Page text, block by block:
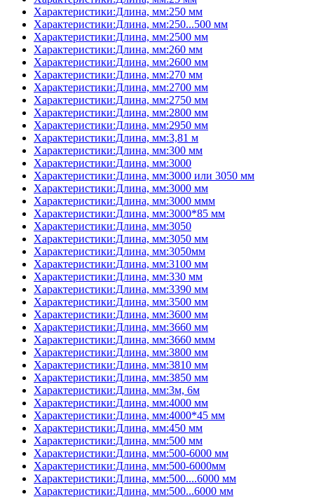
Характеристики:Длина, мм:250 мм
Характеристики:Длина, мм:250...500 мм
Характеристики:Длина, мм:2500 мм
Характеристики:Длина, мм:260 мм
Характеристики:Длина, мм:2600 мм
Характеристики:Длина, мм:270 мм
Характеристики:Длина, мм:2700 мм
Характеристики:Длина, мм:2750 мм
Характеристики:Длина, мм:2800 мм
Характеристики:Длина, мм:2950 мм
Характеристики:Длина, мм:3,81 м
Характеристики:Длина, мм:300 мм
Характеристики:Длина, мм:3000
Характеристики:Длина, мм:3000 или 3050 мм
Характеристики:Длина, мм:3000 мм
Характеристики:Длина, мм:3000 ммм
Характеристики:Длина, мм:3000*85 мм
Характеристики:Длина, мм:3050
Характеристики:Длина, мм:3050 мм
Характеристики:Длина, мм:3050мм
Характеристики:Длина, мм:3100 мм
Характеристики:Длина, мм:330 мм
Характеристики:Длина, мм:3390 мм
Характеристики:Длина, мм:3500 мм
Характеристики:Длина, мм:3600 мм
Характеристики:Длина, мм:3660 мм
Характеристики:Длина, мм:3660 ммм
Характеристики:Длина, мм:3800 мм
Характеристики:Длина, мм:3810 мм
Характеристики:Длина, мм:3850 мм
Характеристики:Длина, мм:3м, 6м
Характеристики:Длина, мм:4000 мм
Характеристики:Длина, мм:4000*45 мм
Характеристики:Длина, мм:450 мм
Характеристики:Длина, мм:500 мм
Характеристики:Длина, мм:500-6000 мм
Характеристики:Длина, мм:500-6000мм
Характеристики:Длина, мм:500....6000 мм
Характеристики:Длина, мм:500...6000 мм